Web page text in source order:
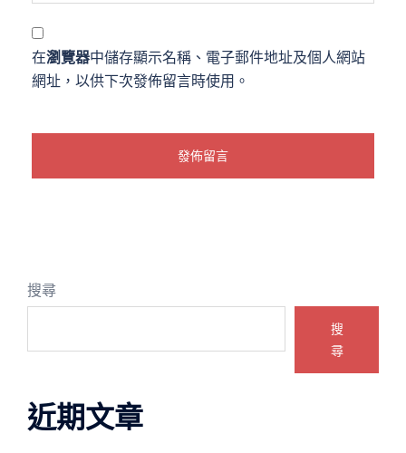
在瀏覽器中儲存顯示名稱、電子郵件地址及個人網站
網址，以供下次發佈留言時使用。
搜尋
搜
尋
近期文章